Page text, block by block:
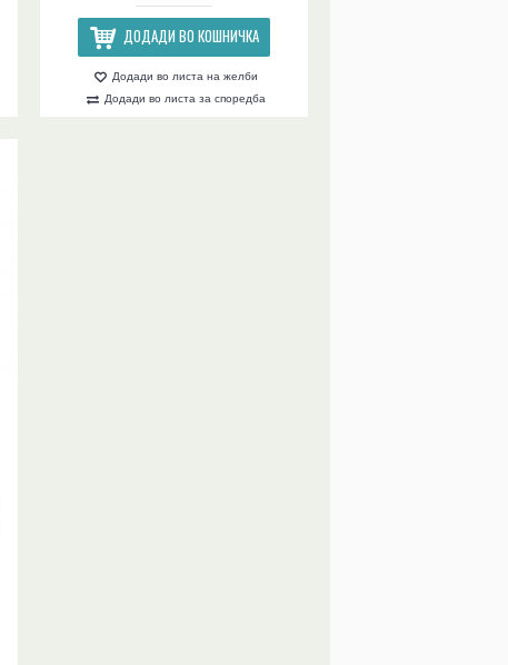
ДОДАДИ ВО КОШНИЧКА
Додади во листа на желби
Додади во листа за споредба